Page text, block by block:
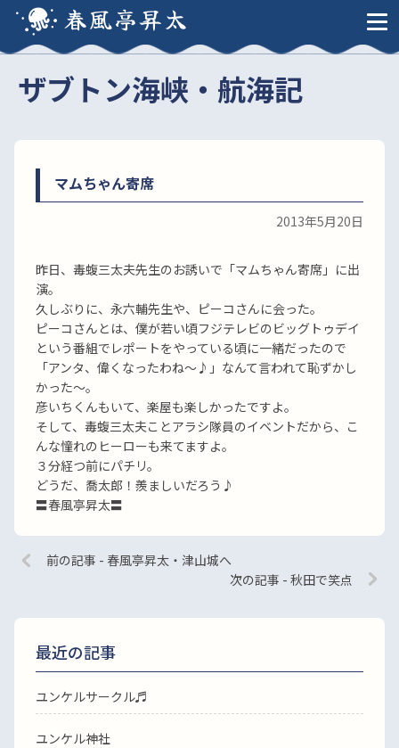
春風亭昇太
ザブトン海峡・航海記
マムちゃん寄席
2013年5月20日
昨日、毒蝮三太夫先生のお誘いで「マムちゃん寄席」に出
演。
久しぶりに、永六輔先生や、ピーコさんに会った。
ピーコさんとは、僕が若い頃フジテレビのビッグトゥデイ
という番組でレポートをやっている頃に一緒だったので
「アンタ、偉くなったわね〜♪」なんて言われて恥ずかし
かった〜。
彦いちくんもいて、楽屋も楽しかったですよ。
そして、毒蝮三太夫ことアラシ隊員のイベントだから、こ
んな憧れのヒーローも来てますよ。
３分経つ前にパチリ。
どうだ、喬太郎！羨ましいだろう♪
〓春風亭昇太〓
前の記事 - 春風亭昇太・津山城へ
次の記事 - 秋田で笑点
最近の記事
ユンケルサークル♬
ユンケル神社